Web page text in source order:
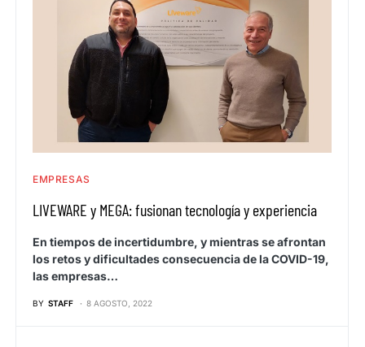
EMPRESAS
LIVEWARE y MEGA: fusionan tecnología y experiencia
En tiempos de incertidumbre, y mientras se afrontan
los retos y dificultades consecuencia de la COVID-19,
las empresas…
BY STAFF 8 AGOSTO, 2022